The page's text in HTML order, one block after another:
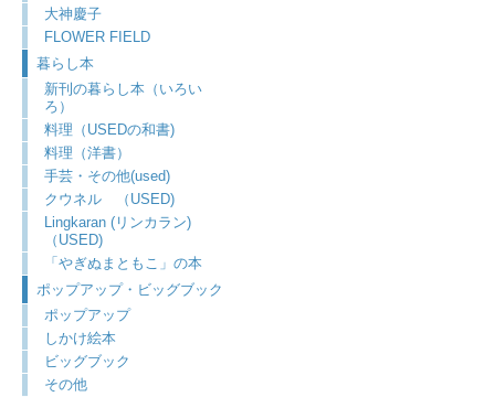
大神慶子
FLOWER FIELD
暮らし本
新刊の暮らし本（いろい
ろ）
料理（USEDの和書)
料理（洋書）
手芸・その他(used)
クウネル （USED)
Lingkaran (リンカラン)
（USED)
「やぎぬまともこ」の本
ポップアップ・ビッグブック
ポップアップ
しかけ絵本
ビッグブック
その他